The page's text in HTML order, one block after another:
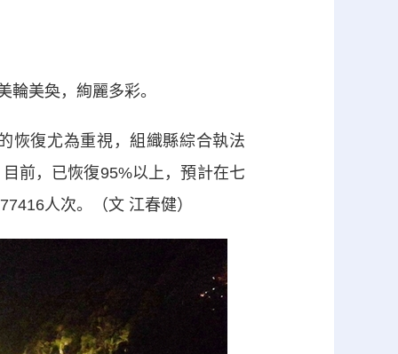
美奐，絢麗多彩。
復尤為重視，組織縣綜合執法
前，已恢復95%以上，預計在七
人次。（文 江春健）